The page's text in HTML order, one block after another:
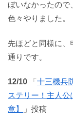
ぼいなかったので
色々やりました。
先ほどと同様に
通りです。
12/10 「 十三機兵
ステリー！主人
意】
」投稿